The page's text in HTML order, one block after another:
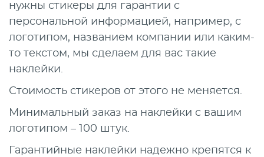
нужны стикеры для гарантии с
персональной информацией, например, с
логотипом, названием компании или каким-
то текстом, мы сделаем для вас такие
наклейки.
Стоимость стикеров от этого не меняется.
Минимальный заказ на наклейки с вашим
логотипом – 100 штук.
Гарантийные наклейки надежно крепятся к